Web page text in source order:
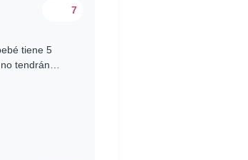
7
tiene 5
tendrán